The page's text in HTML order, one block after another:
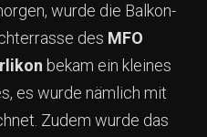
wurde die Balkon-
des MFO
bekam ein kleines
es wurde nämlich mit
Zudem wurde das